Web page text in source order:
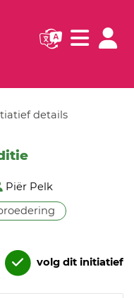
pagina)
Navigatie
details
Piër Pelk
volg dit initiatief